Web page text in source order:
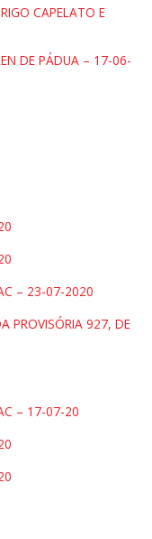
CAPELATO E
DE PÁDUA – 17-06-
– 23-07-2020
PROVISÓRIA 927, DE
– 17-07-20